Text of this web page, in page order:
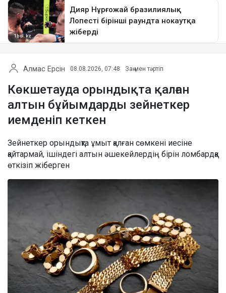
Алмас Ерсін 08.08.2026, 07:48 Заң мен тәртіп
Көкшетауда орындықта қалған
алтын бұйымдарды зейнеткер
иемденіп кеткен
Зейнеткер орындықта ұмыт қалған сөмкені иесіне
қайтармай, ішіндегі алтын әшекейлердің бірін ломбардқа
өткізіп жіберген